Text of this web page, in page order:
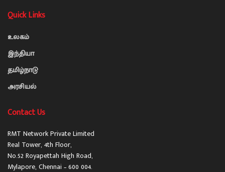
Quick Links
உலகம்
இந்தியா
தமிழ்நாடு
அரசியல்
Contact Us
RMT Network Private Limited
Real Tower, 4th Floor,
No.52 Royapettah High Road,
Mylapore, Chennai – 600 004.